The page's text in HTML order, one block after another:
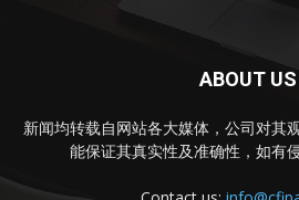
ABOUT US
新闻均转载自网站各大媒体，公司对其
能保证其真实性及准确性，如有